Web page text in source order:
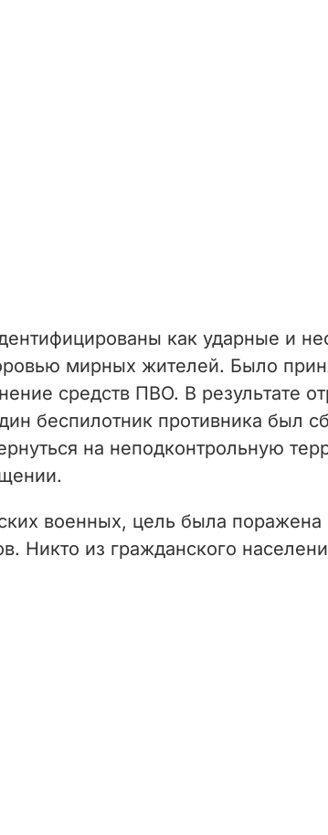
как ударные и
мирных жителей. Было
средств ПВО. В результате
беспилотник противника был
на неподконтрольную
военных, цель была поражена
Никто из гражданского